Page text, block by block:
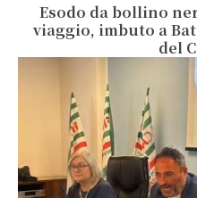
Esodo da bollino
viaggio, imbuto a
del